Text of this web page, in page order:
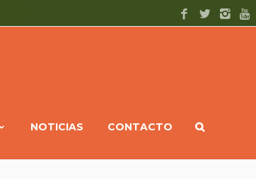
NOTICIAS CONTACTO